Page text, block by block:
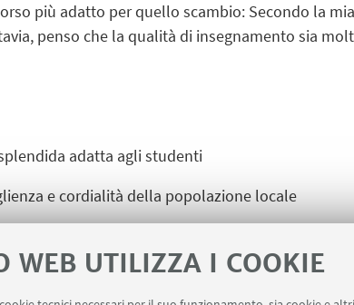
WEB UTILIZZA I COOKIE
più adatto per quello scambio: Secondo la
penso che la qualità di insegnamento sia
adatta agli studenti
e cordialità della popolazione locale